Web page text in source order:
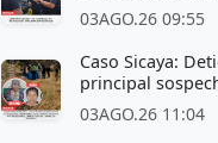
03AGO.26 09:55
Caso Sicaya:
principal
03AGO.26 11:04